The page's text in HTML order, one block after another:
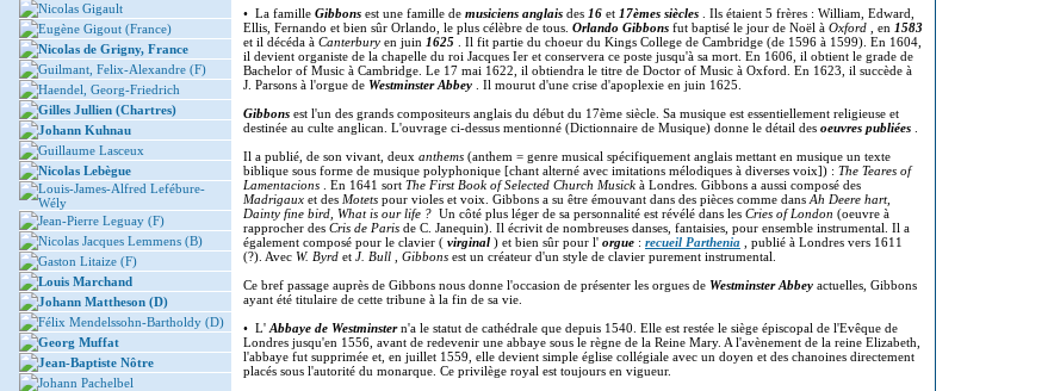
Nicolas Gigault
Eugène Gigout (France)
Nicolas de Grigny, France
Guilmant, Felix-Alexandre (F)
Haendel, Georg-Friedrich
Gilles Jullien (Chartres)
Johann Kuhnau
Guillaume Lasceux
Nicolas Lebègue
Louis-James-Alfred Lefébure-
Wély
Jean-Pierre Leguay (F)
Nicolas Jacques Lemmens (B)
Gaston Litaize (F)
Louis Marchand
Johann Mattheson (D)
Félix Mendelssohn-Bartholdy (D)
Georg Muffat
Jean-Baptiste Nôtre
Johann Pachelbel
• La famille Gibbons est une famille de musiciens anglais des 16 et 17èmes siècles
. Ils étaient 5 frères : William, Edward,
Ellis, Fernando et bien sûr Orlando, le plus célèbre de tous. Orlando Gibbons fut baptisé le jour de Noël à Oxford , en 1583
et il décéda à Canterbury en juin 1625
. Il fit partie du choeur du Kings College de Cambridge (de 1596 à 1599). En 1604,
il devient organiste de la chapelle du roi Jacques Ier et conservera ce poste jusqu'à sa mort. En 1606, il obtient le grade de
Bachelor of Music à Cambridge. Le 17 mai 1622, il obtiendra le titre de Doctor of Music à Oxford. En 1623, il succède à
J. Parsons à l'orgue de Westminster Abbey
. Il mourut d'une crise d'apoplexie en juin 1625.
Gibbons est l'un des grands compositeurs anglais du début du 17ème siècle. Sa musique est essentiellement religieuse et
destinée au culte anglican. L'ouvrage ci-dessus mentionné (Dictionnaire de Musique) donne le détail des oeuvres publiées
Il a publié, de son vivant, deux anthems (anthem = genre musical spécifiquement anglais mettant en musique un texte
biblique sous forme de musique polyphonique [chant alterné avec imitations mélodiques à diverses voix]) : The Teares of
Lamentacions . En 1641 sort The First Book of Selected Church Musick à Londres. Gibbons a aussi composé des
Madrigaux et des Motets pour violes et voix. Gibbons a su être émouvant dans des pièces comme dans Ah Deere hart,
Dainty fine bird, What is our life ? Un côté plus léger de sa personnalité est révélé dans les Cries of London (oeuvre à
rapprocher des Cris de Paris de C. Janequin). Il écrivit de nombreuses danses, fantaisies, pour ensemble instrumental. Il a
également composé pour le clavier ( virginal ) et bien sûr pour l' orgue : recueil Parthenia , publié à Londres vers 1611
(?). Avec W. Byrd et J. Bull Gibbons est un créateur d'un style de clavier purement instrumental.
Ce bref passage auprès de Gibbons nous donne l'occasion de présenter les orgues de Westminster Abbey actuelles, Gibbons
ayant été titulaire de cette tribune à la fin de sa vie.
• L' Abbaye de Westminster n'a le statut de cathédrale que depuis 1540. Elle est restée le siège épiscopal de l'Evêque de
Londres jusqu'en 1556, avant de redevenir une abbaye sous le règne de la Reine Mary. A l'avènement de la reine Elizabeth,
l'abbaye fut supprimée et, en juillet 1559, elle devient simple église collégiale avec un doyen et des chanoines directement
placés sous l'autorité du monarque. Ce privilège royal est toujours en vigueur.